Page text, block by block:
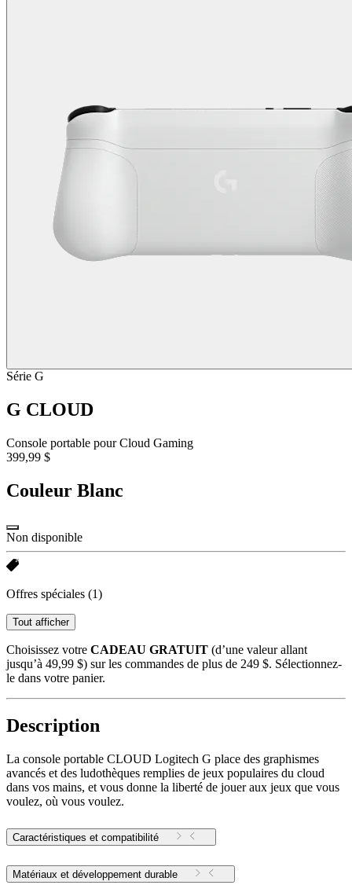
Série G
G CLOUD
Console portable pour Cloud Gaming
399,99 $
Couleur Blanc
Non disponible
Offres spéciales (1)
Tout afficher
Choisissez votre CADEAU GRATUIT (d’une valeur allant
jusqu’à 49,99 $) sur les commandes de plus de 249 $. Sélectionnez-
le dans votre panier.
Description
La console portable CLOUD Logitech G place des graphismes
avancés et des ludothèques remplies de jeux populaires du cloud
dans vos mains, et vous donne la liberté de jouer aux jeux que vous
voulez, où vous voulez.
Caractéristiques et compatibilité
Matériaux et développement durable